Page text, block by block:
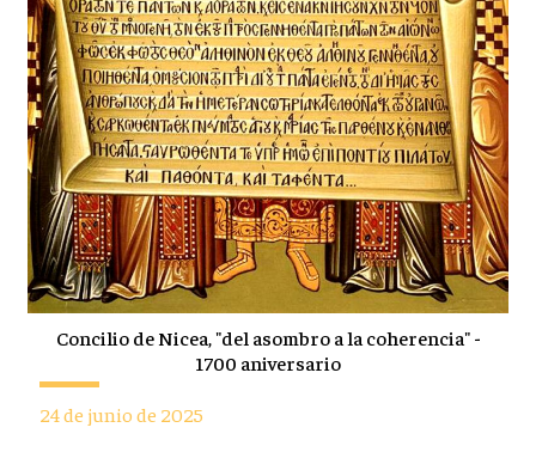
Concilio de Nicea, "del asombro a la coherencia" -
1700 aniversario
24 de junio de 2025